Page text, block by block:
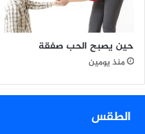
ف
ة
حين يصبح الحب صفقة
منذ يومين
الطقس